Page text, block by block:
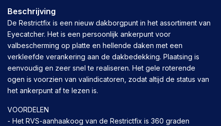
Beschrijving
De Restrictfix is een nieuw dakborgpunt in het assortiment van
Eyecatcher. Het is een persoonlijk ankerpunt voor
valbescherming op platte en hellende daken met een
verkleefde verankering aan de dakbedekking. Plaatsing is
eenvoudig en zeer snel te realiseren. Het gele roterende
ogen is voorzien van valindicatoren, zodat altijd de status van
het ankerpunt af te lezen is.
VOORDELEN
- Het RVS-aanhaakoog van de Restrictfix is 360 graden